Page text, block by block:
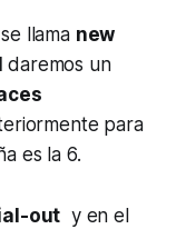
llama new
daremos un
para
es la 6.
out y en el